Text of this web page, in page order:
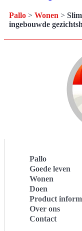
Pallo > Wonen >
ingebouwde
Pallo
Goede leven
Wonen
Doen
Product
Over ons
Contact